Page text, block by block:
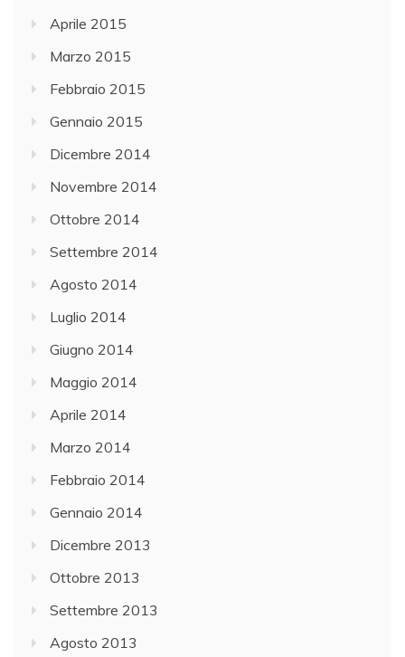
Aprile 2015
Marzo 2015
Febbraio 2015
Gennaio 2015
Dicembre 2014
Novembre 2014
Ottobre 2014
Settembre 2014
Agosto 2014
Luglio 2014
Giugno 2014
Maggio 2014
Aprile 2014
Marzo 2014
Febbraio 2014
Gennaio 2014
Dicembre 2013
Ottobre 2013
Settembre 2013
Agosto 2013